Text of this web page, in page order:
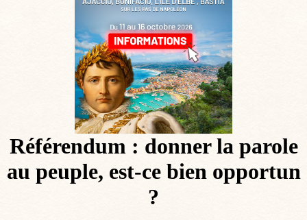
Référendum : donner la parole
au peuple, est-ce bien opportun
?